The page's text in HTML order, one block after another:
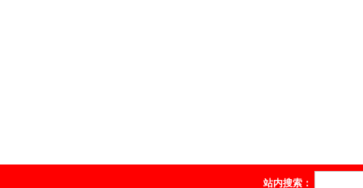
站内搜索：